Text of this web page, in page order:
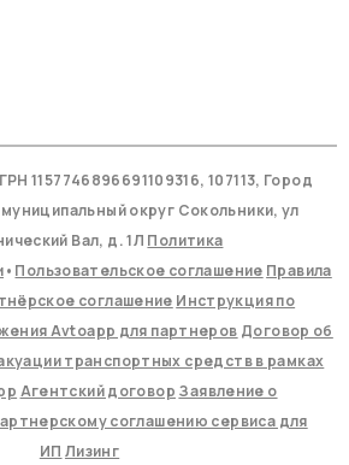
1157746896691109316, 107113, Город
округ Сокольники, ул
Вал, д. 1Л Политика
• Пользовательское соглашение Правила
соглашение Инструкция по
Avtoapp для партнеров Договор об
транспортных средств в рамках
Агентский договор Заявление о
соглашению сервиса для
ИП Лизинг